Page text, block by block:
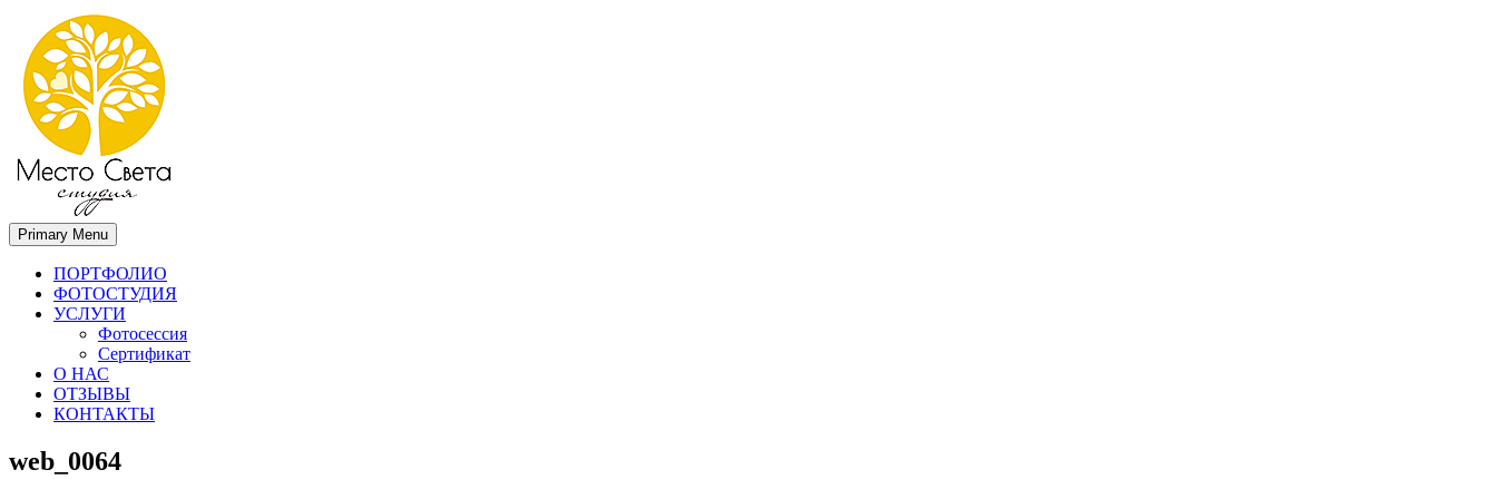
Место света. Свадебный фотограф в Орле Апальков Вячеслав
Свадебный фотограф в Орле
Primary Menu
ПОРТФОЛИО
ФОТОСТУДИЯ
УСЛУГИ
Фотосессия
Сертификат
О НАС
ОТЗЫВЫ
КОНТАКТЫ
web_0064